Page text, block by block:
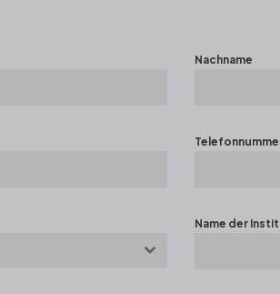
Nachname
Name der